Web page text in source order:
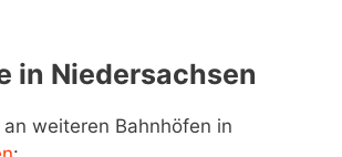
in Niedersachsen
weiteren Bahnhöfen in